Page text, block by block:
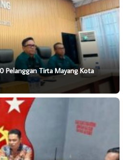
Pelanggan Tirta Mayang Kota